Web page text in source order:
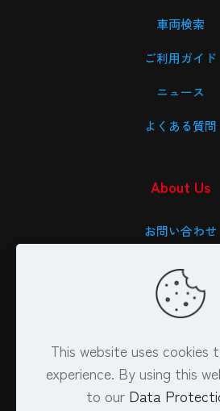
車両検索
ご利用ガイド
ニュース
よくある質問
About Us
お問い合わせ
特定商取引法に基づ
This website uses cookies
experience. By using this
to our Data